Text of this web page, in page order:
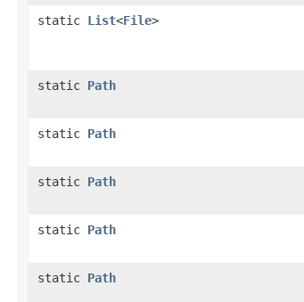
static List<File>
static Path
static Path
static Path
static Path
static Path